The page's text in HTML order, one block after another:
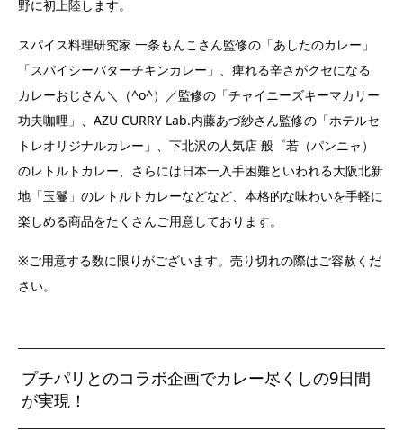
野に初上陸します。
スパイス料理研究家 一条もんこさん監修の「あしたのカレー」
「スパイシーバターチキンカレー」、痺れる辛さがクセになる
カレーおじさん＼（^o^）／監修の「チャイニーズキーマカリー
功夫咖哩」、AZU CURRY Lab.内藤あづ紗さん監修の「ホテルセ
トレオリジナルカレー」、下北沢の人気店 般゜若（パンニャ）
のレトルトカレー、さらには日本一入手困難といわれる大阪北新
地「玉鬘」のレトルトカレーなどなど、本格的な味わいを手軽に
楽しめる商品をたくさんご用意しております。
※ご用意する数に限りがございます。売り切れの際はご容赦くだ
さい。
プチパリとのコラボ企画でカレー尽くしの9日間
が実現！